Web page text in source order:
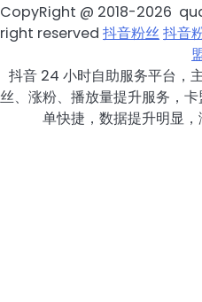
CopyRight @ 2018-2026
right reserved 抖音粉丝抖音
抖音 24 小时自助服务平台，
丝、涨粉、播放量提升服务，
单快捷，数据提升明显，